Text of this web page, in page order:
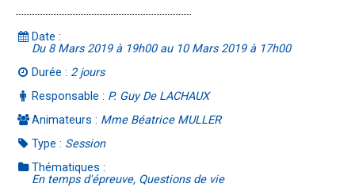
Date :
Du 8 Mars 2019 à 19h00 au 10 Mars 2019 à 17h00
Durée : 2 jours
Responsable : P. Guy De LACHAUX
Animateurs : Mme Béatrice MULLER
Type : Session
Thématiques :
En temps d'épreuve, Questions de vie